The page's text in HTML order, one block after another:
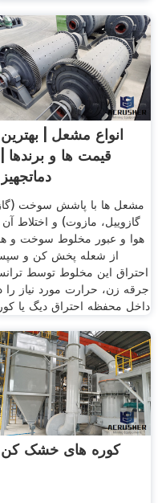
انواع مشعل | بهترین
قیمت ها و برندها |
دماتجهیز
مشعل ها با پاشش سوخت
گازوییل، مازوت) و اختلاط آن
هوا و عبور مخلوط سوخت و
از شعله پخش کن و
احتراق این مخلوط توسط
جرقه زن، حرارت مورد نیاز را
داخل محفظه احتراق دیگ یا
کوره های خشک کن